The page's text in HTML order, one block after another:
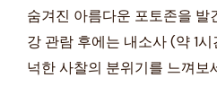
숨겨진 아름다운 포토존을 발
강 관람 후에는 내소사 (약 1
넉한 사찰의 분위기를 느껴보